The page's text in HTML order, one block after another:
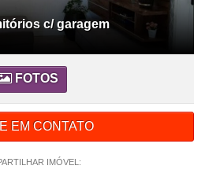
c/ garagem
FOTOS
EM CONTATO
IMÓVEL: